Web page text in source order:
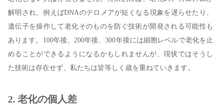
解明され、例えばDNAのテロメアが短くなる現象を遅らせたり、
遺伝子を操作して老化そのものを防ぐ技術が開発される可能性も
あります。100年後、200年後、300年後には細胞レベルで老化を止
めることができるようになるかもしれませんが、現状ではそうし
た技術は存在せず、私たちは皆等しく歳を重ねていきます。
2. 老化の個人差